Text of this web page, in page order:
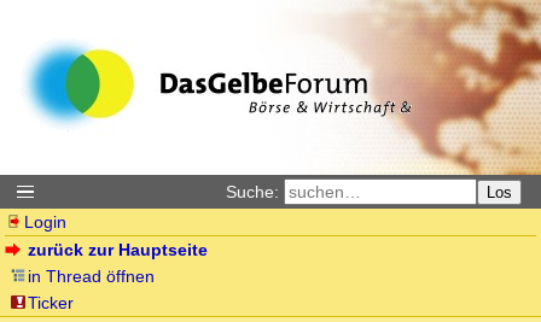
Suche: Los
Login
zurück zur Hauptseite
in Thread öffnen
Ticker